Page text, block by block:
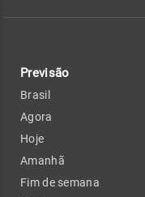
Previsão
Brasil
Agora
Hoje
Amanhã
Fim de semana